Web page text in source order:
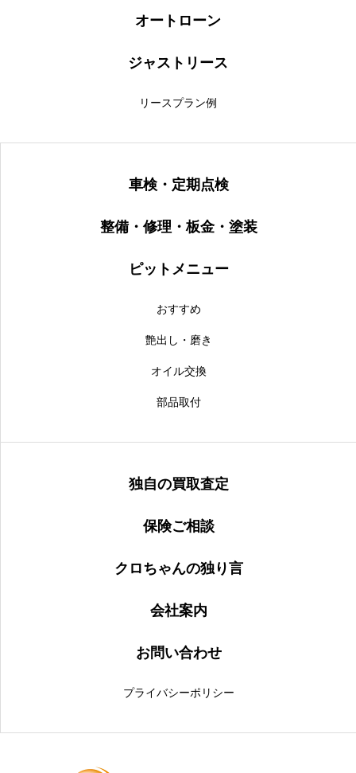
オートローン
ジャストリース
リースプラン例
車検・定期点検
整備・修理・板金・塗装
ピットメニュー
おすすめ
艶出し・磨き
オイル交換
部品取付
独自の買取査定
保険ご相談
クロちゃんの独り言
会社案内
お問い合わせ
プライバシーポリシー